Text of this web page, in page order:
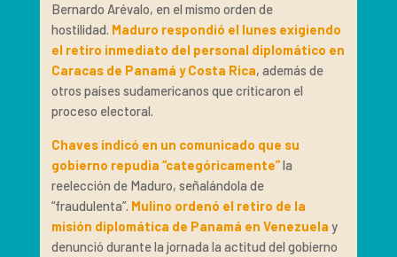
Bernardo Arévalo, en el mismo orden de
hostilidad. Maduro respondió el lunes exigiendo
el retiro inmediato del personal diplomático en
Caracas de Panamá y Costa Rica, además de
otros países sudamericanos que criticaron el
proceso electoral.
Chaves indicó en un comunicado que su
gobierno repudia “categóricamente”la
reelección de Maduro, señalándola de
“fraudulenta”. Mulino ordenó el retiro de la
misión diplomática de Panamá en Venezuela y
denunció durante la jornada la actitud del gobierno